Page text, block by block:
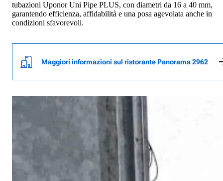
tubazioni Uponor Uni Pipe PLUS, con diametri da 16 a 40 mm,
garantendo efficienza, affidabilità e una posa agevolata anche in
condizioni sfavorevoli.
Maggiori informazioni sul ristorante Panorama 2962